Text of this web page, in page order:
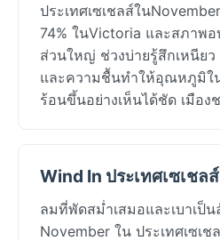
ประเทศเซเชลส์ใน
74% ในVictoria และสภาพ
ส่วนใหญ่ ช่วงบ่ายรู้สึกเหนีย
และความชื้นทำให้อุณหภูมิใ
ร้อนขึ้นอย่างเห็นได้ชัด เมือง
Wind In ประเทศเซเชล
ลมที่พัดสม่ำเสมอและเบาเป็
November ใน ประเทศเซเช